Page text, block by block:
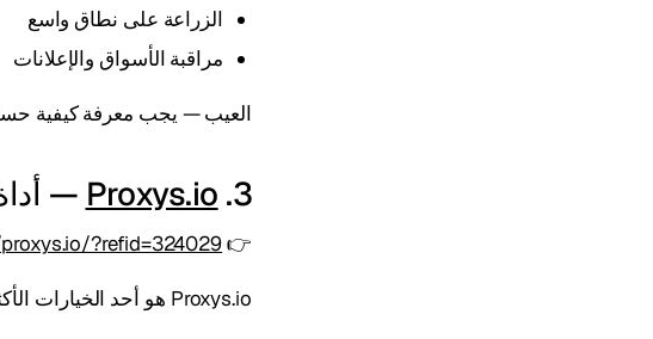
الزراعة على نطاق واسع
مراقبة الأسواق والإعلانات
العيب — يجب معرفة كيفية
3.
Proxys.io
—
👉
?refid=324029
Proxys.io هو أحد الخيارات الأكثر تنوعًا.